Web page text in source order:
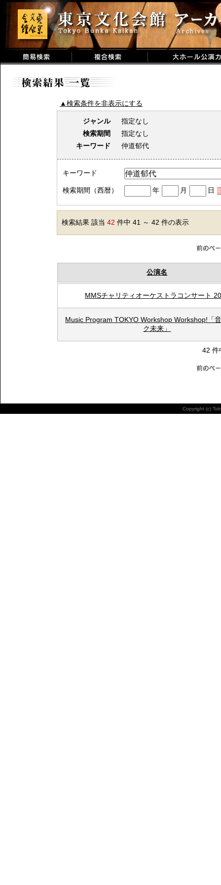
▲検索条件を非表示にする
ジャンル
指定なし
検索期間
指定なし
キーワード
仲道郁代
キーワード
検索期間（西暦） 年 月 日
検索結果 該当42 件中 41 ～ 42 件の表示
公演名
MMSチャリティオーケストラコンサート
Music Program TOKYO Workshop Workshop!「
ク未来」
42 件
Copyright (c)